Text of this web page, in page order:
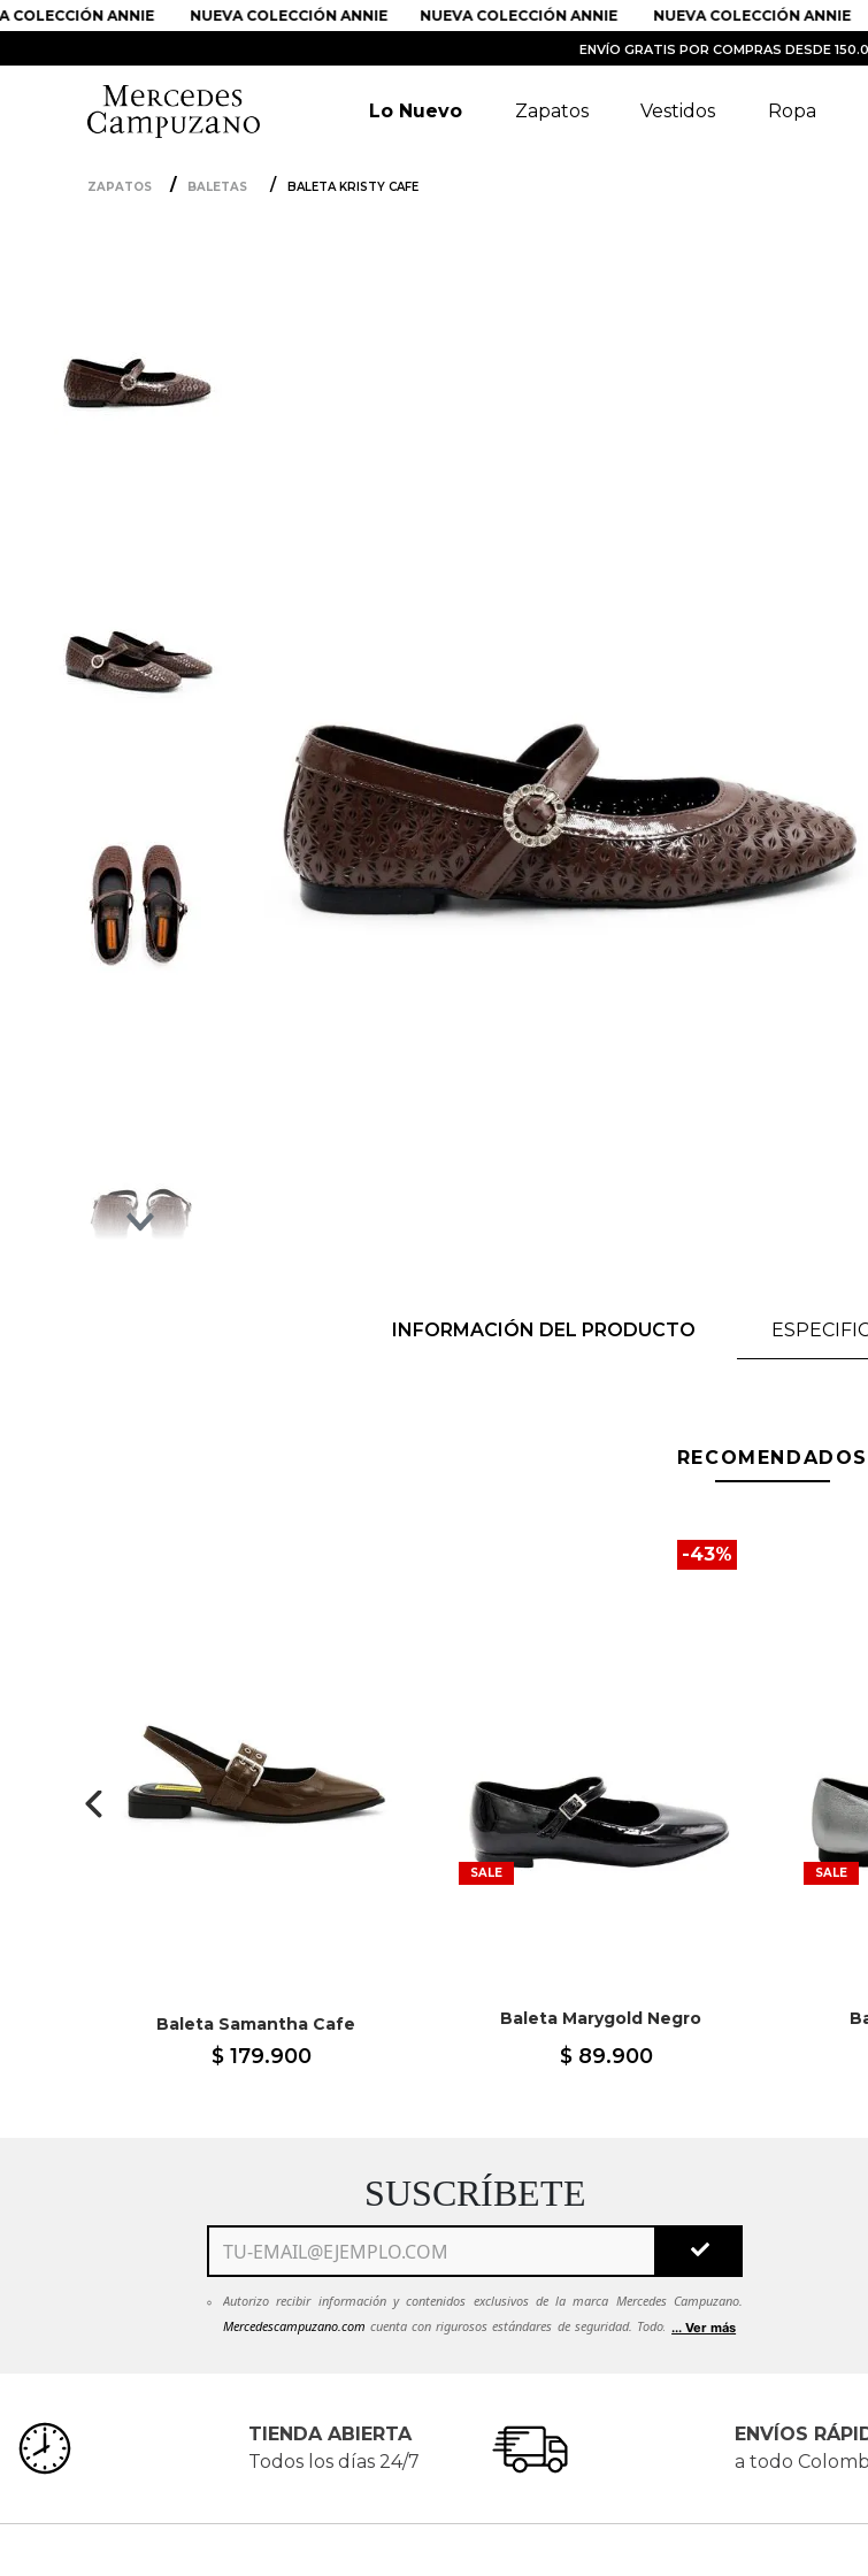
ANNIE NUEVA COLECCIÓN ANNIE NUEVA COLECCIÓN ANNIE NUEVA COLECCIÓN ANNIE
ENVÍO GRATIS POR COMPRAS DESDE
Lo Nuevo Zapatos Vestidos Ropa
ZAPATOS BALETAS BALETA KRISTY CAFE
INFORMACIÓN DEL PRODUCTO
RECOMENDADOS
Baleta Samantha Cafe
$ 179.900
SALE
-43%
Baleta Marygold Negro
$ 89.900
SALE
SUSCRÍBETE
Autorizo recibir información y contenidos exclusivos de la marca Mercedes Campuzano.
Mercedescampuzano.com cuenta con rigurosos estándares de seguridad. Todos tus datos se
... Ver más
TIENDA ABIERTA
Todos los días 24/7
ENVÍOS
a todo